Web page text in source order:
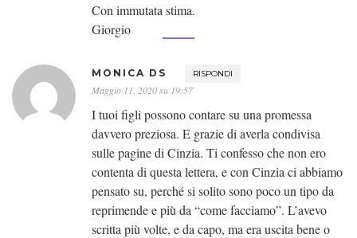
Con immutata stima.
Giorgio
MONICA DS RISPONDI
Maggio 11, 2020 su 19:57
I tuoi figli possono contare su una promessa
davvero preziosa. E grazie di averla condivisa
sulle pagine di Cinzia. Ti confesso che non ero
contenta di questa lettera, e con Cinzia ci abbiamo
pensato su, perché si solito sono poco un tipo da
reprimende e più da “come facciamo”. L’avevo
scritta più volte, e da capo, ma era uscita bene o